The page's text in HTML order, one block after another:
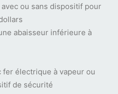
ou sans dispositif pour
abaisseur inférieure à
fer électrique à vapeur ou
de sécurité